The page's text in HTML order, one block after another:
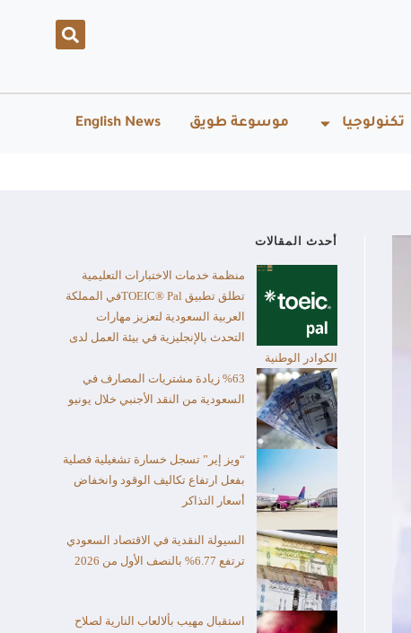
تكنولوجيا موسوعة طويق English News
أحدث المقالات
منظمة خدمات الاختبارات التعليمية
تطلق تطبيق TOEIC® Palفي المملكة
العربية السعودية لتعزيز مهارات
التحدث بالإنجليزية في بيئة العمل لدى
الكوادر الوطنية
%63 زيادة مشتريات المصارف في
السعودية من النقد الأجنبي خلال يونيو
“ويز إير” تسجل خسارة تشغيلية فصلية
بفعل ارتفاع تكاليف الوقود وانخفاض
أسعار التذاكر
السيولة النقدية في الاقتصاد السعودي
ترتفع 6.77% بالنصف الأول من 2026
استقبال مهيب بألالعاب النارية لصلاح